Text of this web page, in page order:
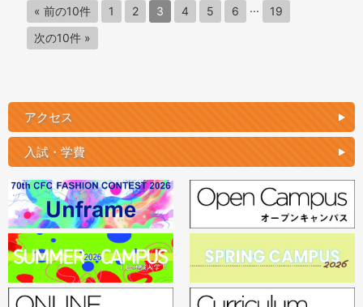
« 前の10件 1 2 3 4 5 6 ...
19
次の10件 »
アクセス
入試・学費